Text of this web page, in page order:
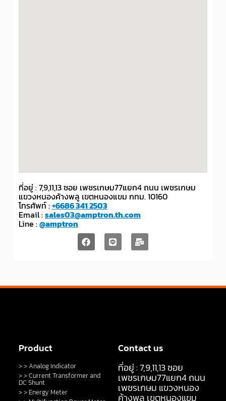
ที่อยู่ : 7,9,11,13 ซอย เพชรเกษม77แยก4 ถนน เพชรเกษม
แขวงหนองค้างพลู เขตหนองแขม กทม. 10160
โทรศัพท์ :+6686 341 2503
Email :sales03@amptron.th.com
Line :@amptron
Product
> > Analog Indicator
> > Current Transformer and
DC Shunt
> > Energy Meter
Contact us
ที่อยู่ : 7,9,11,13 ซอย
เพชรเกษม77แยก4 ถนน
เพชรเกษม แขวงหนอง
ค้างพลู เขตหนองแขม